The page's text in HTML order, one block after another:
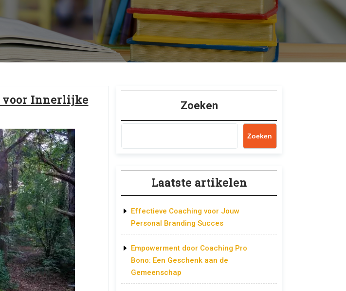
voor Innerlijke
Zoeken
Zoeken
Laatste artikelen
Effectieve Coaching voor Jouw
Personal Branding Succes
Empowerment door Coaching Pro
Bono: Een Geschenk aan de
Gemeenschap